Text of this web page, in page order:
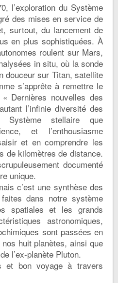
l’exploration du Système
des mises en service de
surtout, du lancement de
en plus sophistiquées. À
roulent sur Mars,
in situ, où la sonde
douceur sur Titan, satellite
s’apprête à remettre le
Dernières nouvelles des
l’infinie diversité des
Système stellaire que
et l’enthousiasme
et en comprendre les
de kilomètres de distance.
documenté
unique.
c’est une synthèse des
dans notre système
spatiales et les grands
astronomiques,
sont passées en
huit planètes, ainsi que
l’ex-planète Pluton.
et bon voyage à travers